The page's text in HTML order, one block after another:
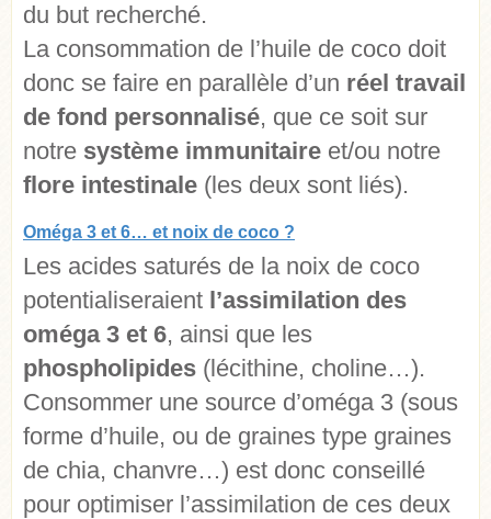
du but recherché.
La consommation de l’huile de coco doit
donc se faire en parallèle d’un réel travail
de fond personnalisé, que ce soit sur
notre système immunitaire et/ou notre
flore intestinale (les deux sont liés).
Oméga 3 et 6… et noix de coco ?
Les acides saturés de la noix de coco
potentialiseraient l’assimilation des
oméga 3 et 6, ainsi que les
phospholipides (lécithine, choline…).
Consommer une source d’oméga 3 (sous
forme d’huile, ou de graines type graines
de chia, chanvre…) est donc conseillé
pour optimiser l’assimilation de ces deux